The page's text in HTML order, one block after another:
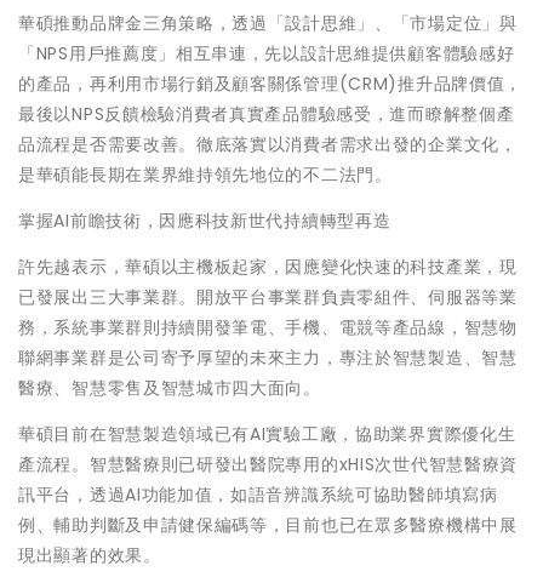
華碩推動品牌金三角策略，透過「設計思維」、「市場定位」與
「NPS用戶推薦度」相互串連，先以設計思維提供顧客體驗感好
的產品，再利用市場行銷及顧客關係管理(CRM)推升品牌價值，
最後以NPS反饋檢驗消費者真實產品體驗感受，進而瞭解整個產
品流程是否需要改善。徹底落實以消費者需求出發的企業文化，
是華碩能長期在業界維持領先地位的不二法門。
掌握AI前瞻技術，因應科技新世代持續轉型再造
許先越表示，華碩以主機板起家，因應變化快速的科技產業，現
已發展出三大事業群。開放平台事業群負責零組件、伺服器等業
務，系統事業群則持續開發筆電、手機、電競等產品線，智慧物
聯網事業群是公司寄予厚望的未來主力，專注於智慧製造、智慧
醫療、智慧零售及智慧城市四大面向。
華碩目前在智慧製造領域已有AI實驗工廠，協助業界實際優化生
產流程。智慧醫療則已研發出醫院專用的xHIS次世代智慧醫療資
訊平台，透過AI功能加值，如語音辨識系統可協助醫師填寫病
例、輔助判斷及申請健保編碼等，目前也已在眾多醫療機構中展
現出顯著的效果。